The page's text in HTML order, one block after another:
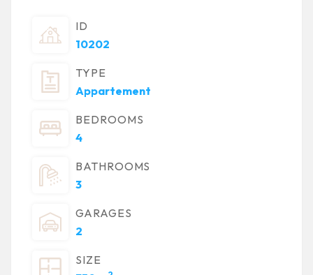
ID
10202
TYPE
Appartement
BEDROOMS
4
BATHROOMS
3
GARAGES
2
SIZE